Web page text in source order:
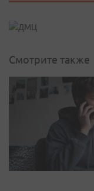
Смотрите также